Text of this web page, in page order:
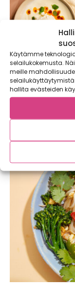
Käytämme
selailukokemusta.
meille
hallita evästeiden
Turkkilaiset
väriporkkanat
Jogurtin ja
taivaalliset
väriporkkanat ovat